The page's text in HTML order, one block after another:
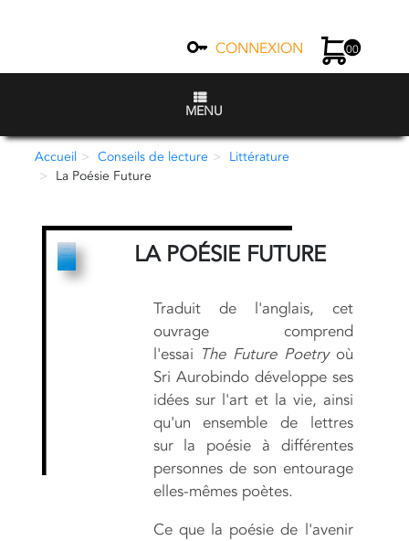
CONNEXION 00
MENU
Accueil Conseils de lecture
Littérature
La Poésie Future
LA POÉSIE FUTURE
Traduit de l'anglais, cet
ouvrage comprend
l'essai The Future Poetryoù
Sri Aurobindo développe ses
idées sur l'art et la vie, ainsi
qu'un ensemble de lettres
sur la poésie à différentes
personnes de son entourage
elles-mêmes poètes.
Ce que la poésie de l'avenir